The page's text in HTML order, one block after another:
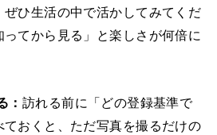
ひ生活の中で活かしてみてくだ
てから見る」と楽しさが何倍に
： 訪れる前に「どの登録基準で
おくと、ただ写真を撮るだけの